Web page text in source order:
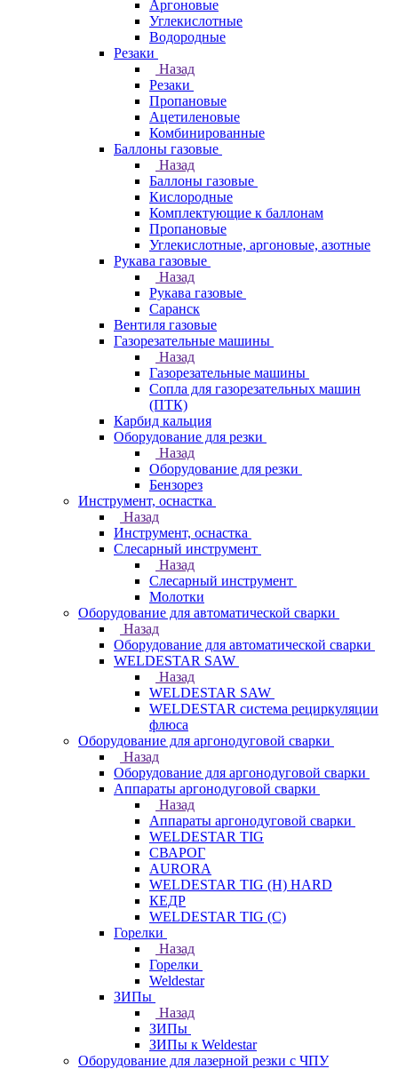
Аргоновые
Углекислотные
Водородные
Резаки
Назад
Резаки
Пропановые
Ацетиленовые
Комбинированные
Баллоны газовые
Назад
Баллоны газовые
Кислородные
Комплектующие к баллонам
Пропановые
Углекислотные, аргоновые, азотные
Рукава газовые
Назад
Рукава газовые
Саранск
Вентиля газовые
Газорезательные машины
Назад
Газорезательные машины
Сопла для газорезательных машин
(ПТК)
Карбид кальция
Оборудование для резки
Назад
Оборудование для резки
Бензорез
Инструмент, оснастка
Назад
Инструмент, оснастка
Слесарный инструмент
Назад
Слесарный инструмент
Молотки
Оборудование для автоматической сварки
Назад
Оборудование для автоматической сварки
WELDESTAR SAW
Назад
WELDESTAR SAW
WELDESTAR система рециркуляции
флюса
Оборудование для аргонодуговой сварки
Назад
Оборудование для аргонодуговой сварки
Аппараты аргонодуговой сварки
Назад
Аппараты аргонодуговой сварки
WELDESTAR TIG
СВАРОГ
AURORA
WELDESTAR TIG (H) HARD
КЕДР
WELDESTAR TIG (С)
Горелки
Назад
Горелки
Weldestar
ЗИПы
Назад
ЗИПы
ЗИПы к Weldestar
Оборудование для лазерной резки с ЧПУ